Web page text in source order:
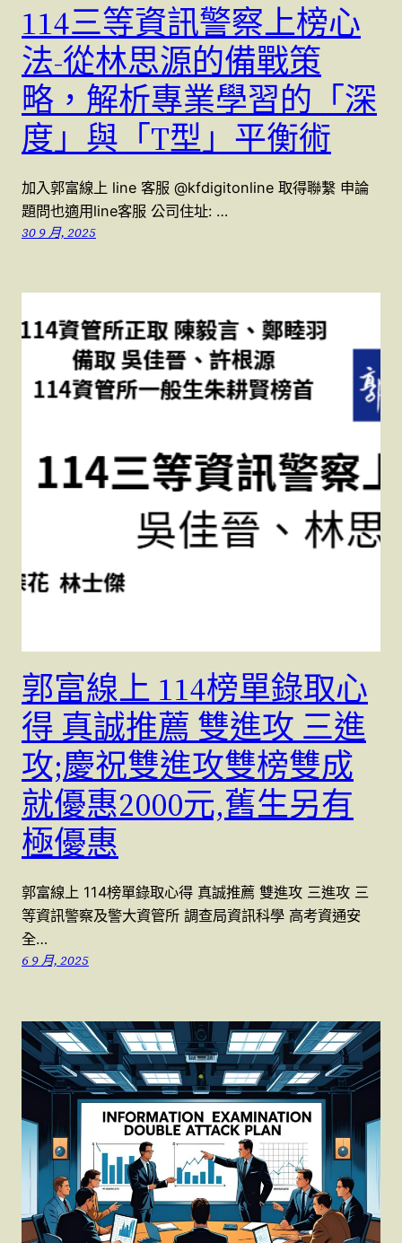
114三等資訊警察上榜心
法-從林思源的備戰策
略，解析專業學習的「深
度」與「T型」平衡術
加入郭富線上 line 客服 @kfdigitonline 取得聯繫 申論
題問也適用line客服 公司住址: …
30 9 月, 2025
郭富線上 114榜單錄取心
得 真誠推薦 雙進攻 三進
攻;慶祝雙進攻雙榜雙成
就優惠2000元,舊生另有
極優惠
郭富線上 114榜單錄取心得 真誠推薦 雙進攻 三進攻 三
等資訊警察及警大資管所 調查局資訊科學 高考資通安
全…
6 9 月, 2025